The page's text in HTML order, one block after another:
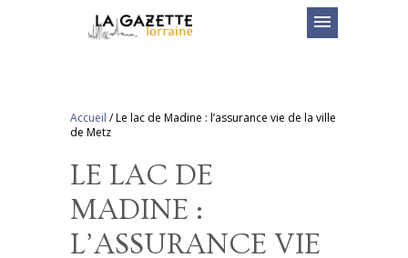
menu
Accueil /Le lac de Madine : l’assurance vie de la ville
de Metz
LE LAC DE
MADINE :
L’ASSURANCE VIE